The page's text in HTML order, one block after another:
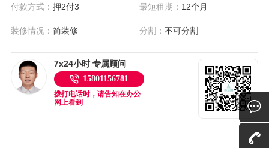
付款方式： 押2付3 最短租期： 12个月
装修情况： 简装修 分割：不可分割
7x24小时 专属顾问
15801156781
拨打电话时，请告知在办公
网上看到